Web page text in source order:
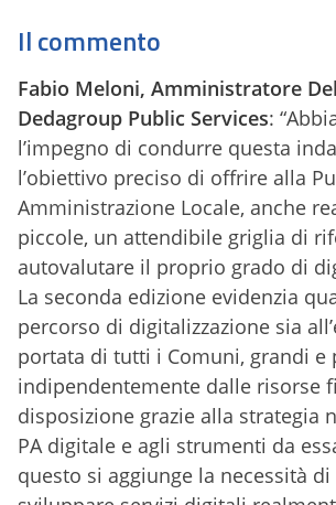
Il commento
Fabio Meloni, Amministratore
Dedagroup Public Services:
l’impegno di condurre questa
l’obiettivo preciso di offrire alla
Amministrazione Locale, anche
piccole, un attendibile griglia di
autovalutare il proprio grado di
La seconda edizione evidenzia
percorso di digitalizzazione sia
portata di tutti i Comuni, grandi e
indipendentemente dalle risorse
disposizione grazie alla strategia
PA digitale e agli strumenti da
questo si aggiunge la necessità